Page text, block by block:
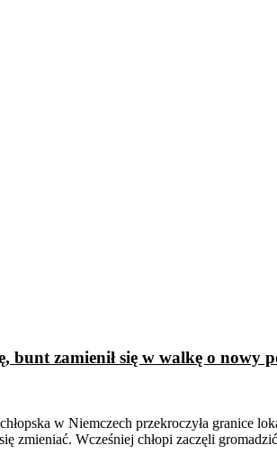
bunt zamienił się w walkę o nowy
w Niemczech przekroczyła granice
zmieniać. Wcześniej chłopi zaczęli